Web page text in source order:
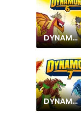
DYNAMONS 6
DYNAMONS 7